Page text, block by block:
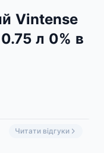
Vintense
л 0% в
Читати відгуки